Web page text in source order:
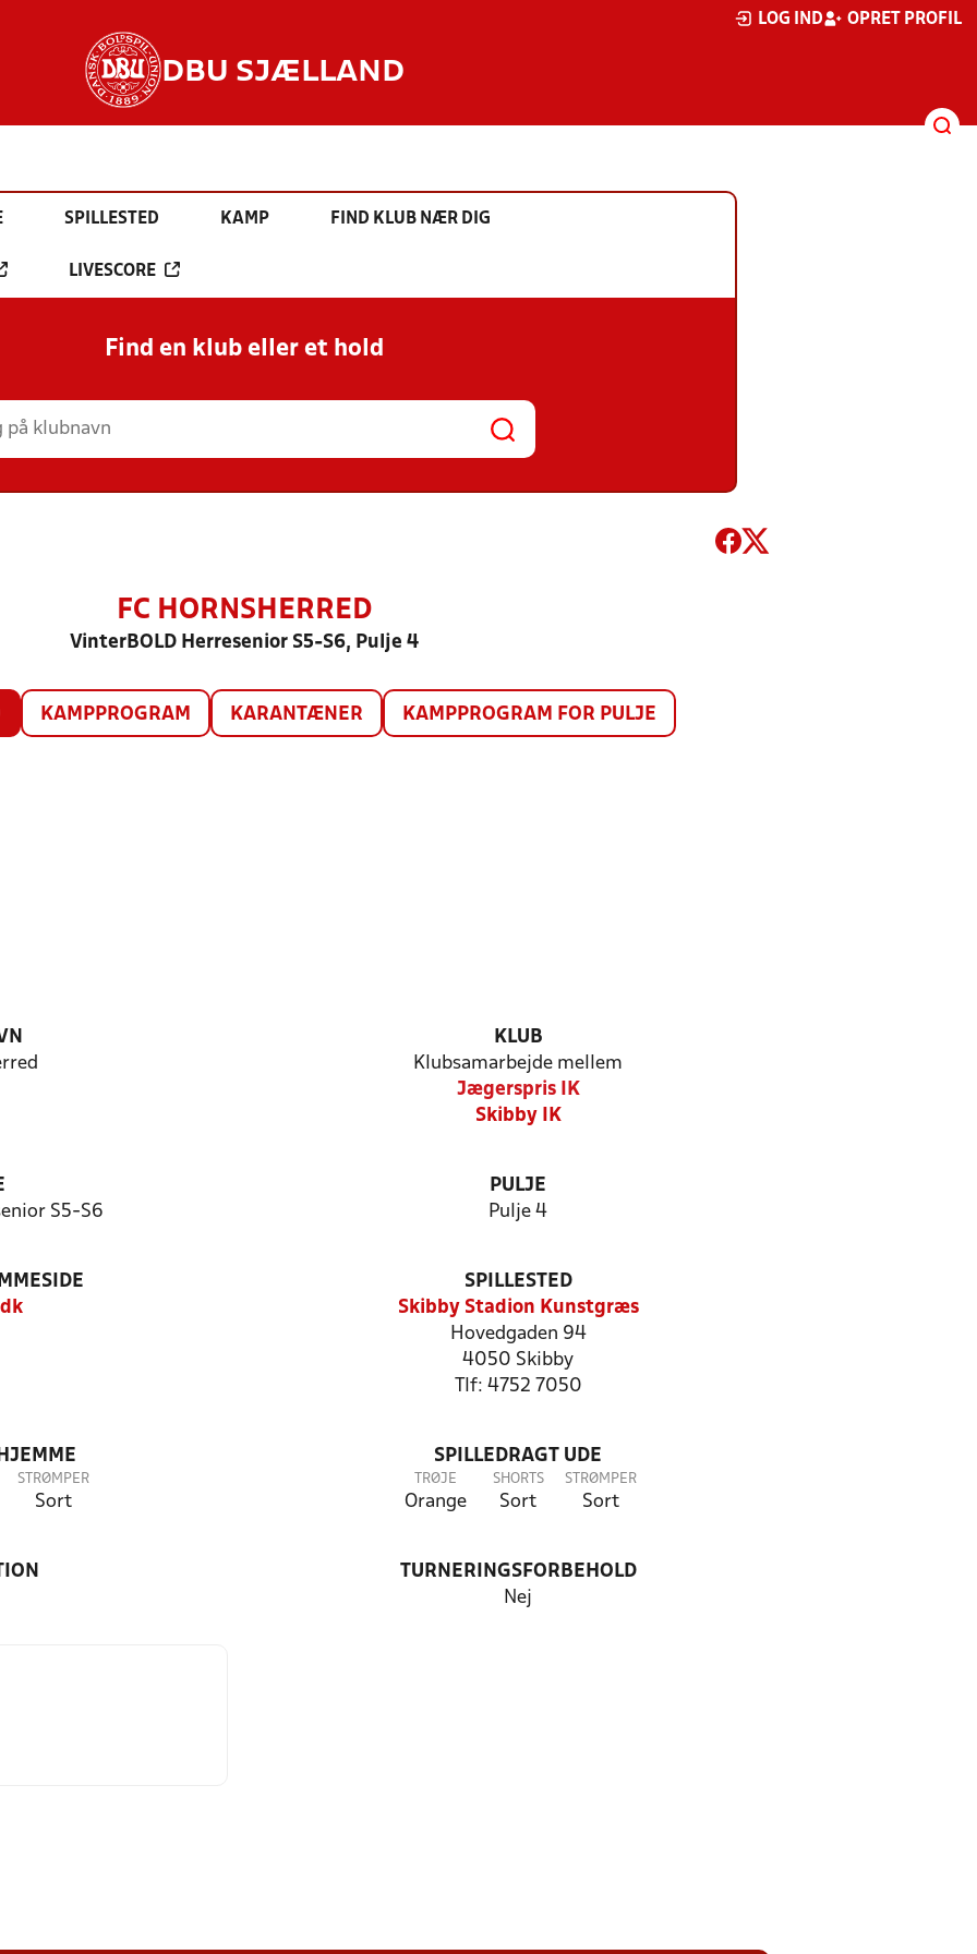
LOG IND OPRET PROFIL
DBU SJÆLLAND
SPILLESTED KAMP FIND KLUB NÆR DIG
LIVESCORE
Find en klub eller et hold
FC HORNSHERRED
VinterBOLD Herresenior S5-S6, Pulje 4
KAMPPROGRAM KARANTÆNER KAMPPROGRAM FOR PULJE
KLUB
Klubsamarbejde mellem
Jægerspris IK
Skibby IK
S5-S6
PULJE
Pulje 4
SPILLESTED
Skibby Stadion Kunstgræs
Hovedgaden 94
4050 Skibby
Tlf: 4752 7050
STRØMPER
Sort
SPILLEDRAGT UDE
TRØJE
Orange
SHORTS
Sort
STRØMPER
Sort
TURNERINGSFORBEHOLD
Nej